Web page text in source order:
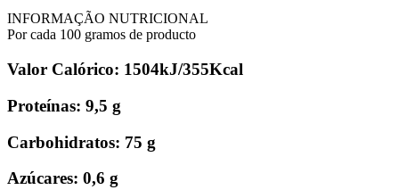
INFORMAÇÃO NUTRICIONAL
Por cada 100 gramos de producto
Valor Calórico: 1504kJ/355Kcal
Proteínas: 9,5 g
Carbohidratos: 75 g
Azúcares: 0,6 g